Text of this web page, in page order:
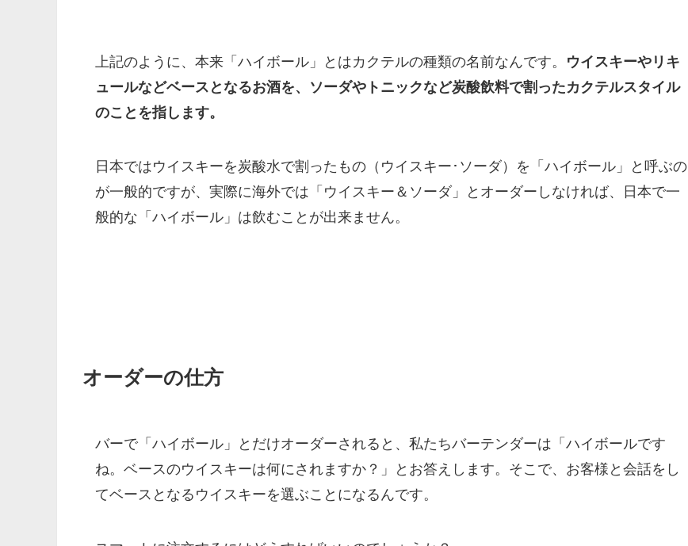
上記のように、本来 「ハイボール」とはカクテルの種類の名前なんです。 ウイスキーやリキ
ュールなどベースとなるお酒を、ソーダやトニックなど炭酸飲料で割ったカクテルスタイル
のことを指します。
日本ではウイスキーを炭酸水で割ったもの（ウイスキー･ソーダ）を「ハイボール」と呼ぶの
が一般的ですが、実際に海外では「ウイスキー＆ソーダ」とオーダーしなければ、日本で一
般的な「ハイボール」は飲むことが出来ません。
オーダーの仕方
バーで「ハイボール」とだけオーダーされると、私たちバーテンダーは「ハイボールです
ね。ベースのウイスキーは何にされますか？」とお答えします。そこで、お客様と会話をし
てベースとなるウイスキーを選ぶことになるんです。